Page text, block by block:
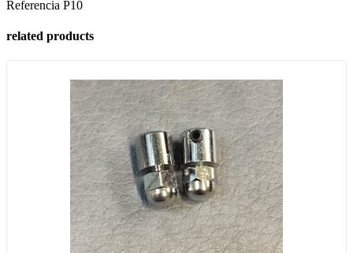
Referencia P10
related products